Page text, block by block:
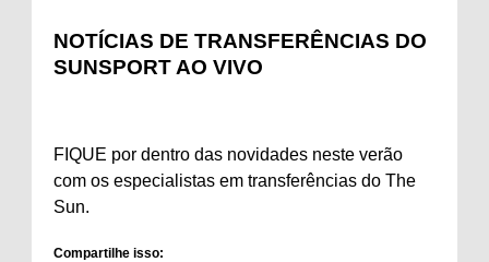
NOTÍCIAS DE TRANSFERÊNCIAS DO
SUNSPORT AO VIVO
FIQUE por dentro das novidades neste verão
com os especialistas em transferências do The
Sun.
Compartilhe isso: